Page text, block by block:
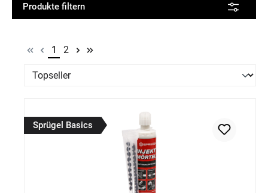
Produkte filtern
Seite
1 Seite
2
Sprügel Basics